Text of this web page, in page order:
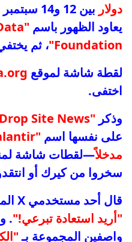
دولار
بين 12
يعاود الظهور باسم
Foundation" ، ثم
لقطة شاشة لموقع
اختفى.
وذكر "Drop Site News"
على نفسها اسم "Anon Palantir"
مدخلاً—لقطات شاشة
سخروا من كيرك أو
قال أحد مستخدمي X المؤيدين لحركة MAGA:
"أريد استعادة تبرعي!".
واصفين المجموعة بـ